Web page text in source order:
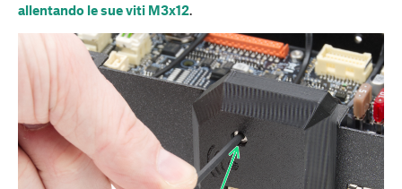
allentando le sue viti M3x12.